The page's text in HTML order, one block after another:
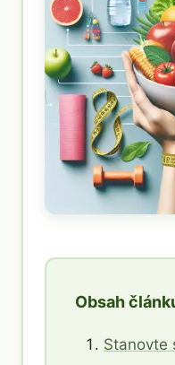
Obsah
Stanovte